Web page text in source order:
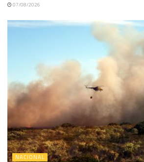
07/08/2026
NACIONAL